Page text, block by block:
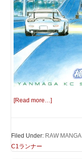
[Read more…]
Filed Under: RAW MANGA
C1ランナー